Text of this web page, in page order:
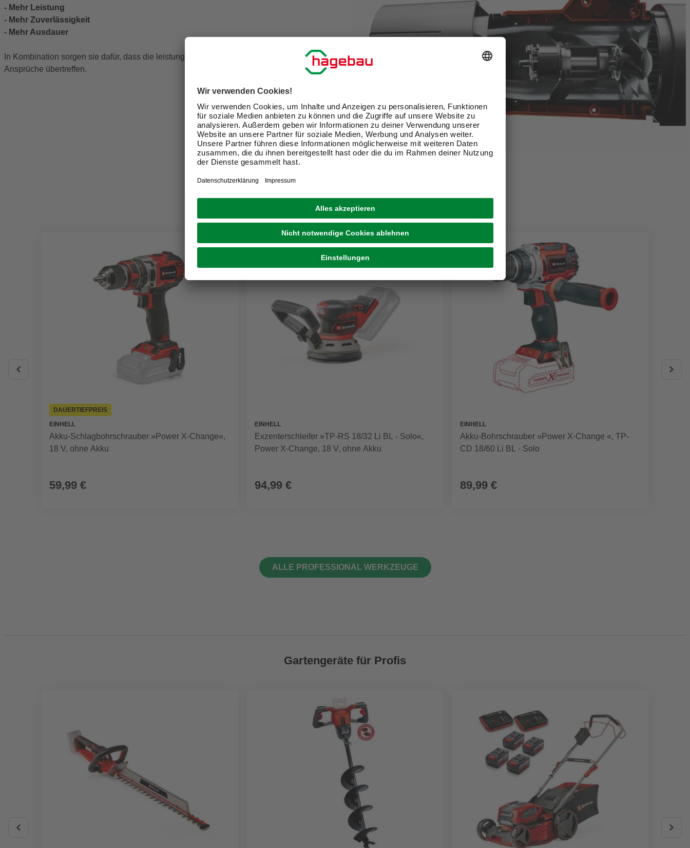
- Mehr Leistung
- Mehr Zuverlässigkeit
- Mehr Ausdauer
In Kombination sorgen sie dafür, dass die leistungsstarken Akku-Geräte selbst die höchsten
Ansprüche übertreffen.
Werkzeuge für Profis
DAUERTIEFPREIS
EINHELL
Akku-Schlagbohrschrauber »Power X-Change«,
18 V, ohne Akku
59,99 €
EINHELL
Exzenterschleifer »TP-RS 18/32 Li BL - Solo«,
Power X-Change, 18 V, ohne Akku
94,99 €
EINHELL
Akku-Bohrschrauber »Power X-Change «, TP-
CD 18/60 Li BL - Solo
89,99 €
ALLE PROFESSIONAL WERKZEUGE
Gartengeräte für Profis